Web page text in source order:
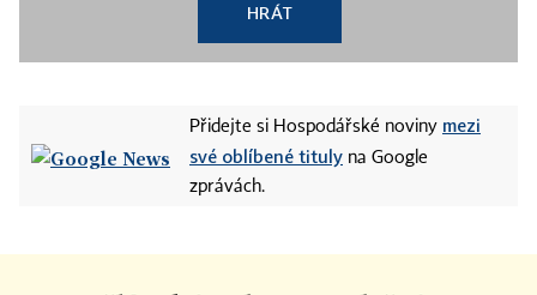
HRÁT
Přidejte si Hospodářské noviny mezi
své oblíbené tituly na Google
zprávách.